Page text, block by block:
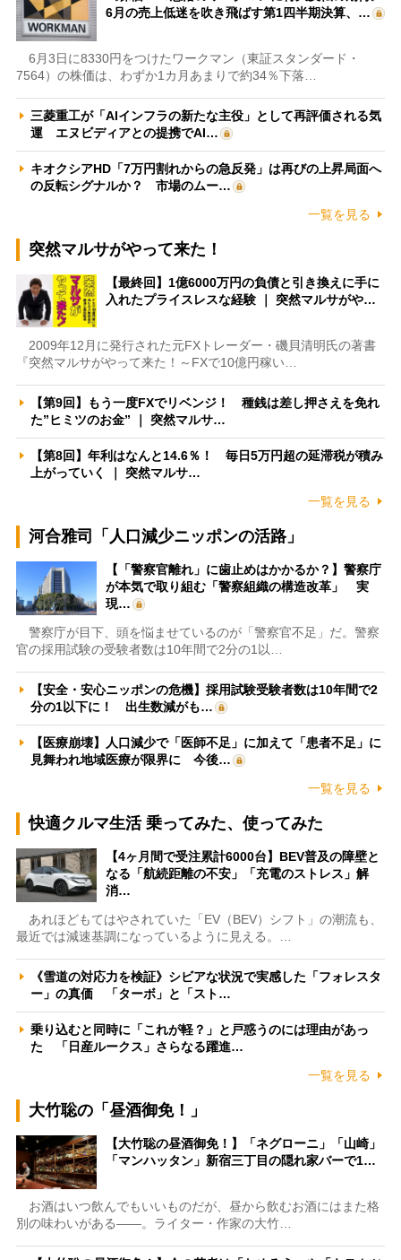
6月の売上低迷を吹き飛ばす第1四半期決算、…
6月3日に8330円をつけたワークマン（東証スタンダード・
7564）の株価は、わずか1カ月あまりで約34％下落…
三菱重工が「AIインフラの新たな主役」として再評価される気
運 エヌビディアとの提携でAI…
キオクシアHD「7万円割れからの急反発」は再びの上昇局面へ
の反転シグナルか？ 市場のムー…
一覧を見る
突然マルサがやって来た！
【最終回】1億6000万円の負債と引き換えに手に
入れたプライスレスな経験 ｜ 突然マルサがや…
2009年12月に発行された元FXトレーダー・磯貝清明氏の著書
『突然マルサがやって来た！～FXで10億円稼い…
【第9回】もう一度FXでリベンジ！ 種銭は差し押さえを免れ
た”ヒミツのお金” ｜ 突然マルサ…
【第8回】年利はなんと14.6％！ 毎日5万円超の延滞税が積み
上がっていく ｜ 突然マルサ…
一覧を見る
河合雅司「人口減少ニッポンの活路」
【「警察官離れ」に歯止めはかかるか？】警察庁
が本気で取り組む「警察組織の構造改革」 実
現…
警察庁が目下、頭を悩ませているのが「警察官不足」だ。警察
官の採用試験の受験者数は10年間で2分の1以…
【安全・安心ニッポンの危機】採用試験受験者数は10年間で2
分の1以下に！ 出生数減がも…
【医療崩壊】人口減少で「医師不足」に加えて「患者不足」に
見舞われ地域医療が限界に 今後…
一覧を見る
快適クルマ生活 乗ってみた、使ってみた
【4ヶ月間で受注累計6000台】BEV普及の障壁と
なる「航続距離の不安」「充電のストレス」解
消…
あれほどもてはやされていた「EV（BEV）シフト」の潮流も、
最近では減速基調になっているように見える。…
《雪道の対応力を検証》シビアな状況で実感した「フォレスタ
ー」の真価 「ターボ」と「スト…
乗り込むと同時に「これが軽？」と戸惑うのには理由があっ
た 「日産ルークス」さらなる躍進…
一覧を見る
大竹聡の「昼酒御免！」
【大竹聡の昼酒御免！】「ネグローニ」「山崎」
「マンハッタン」新宿三丁目の隠れ家バーで1…
お酒はいつ飲んでもいいものだが、昼から飲むお酒にはまた格
別の味わいがある――。ライター・作家の大竹…